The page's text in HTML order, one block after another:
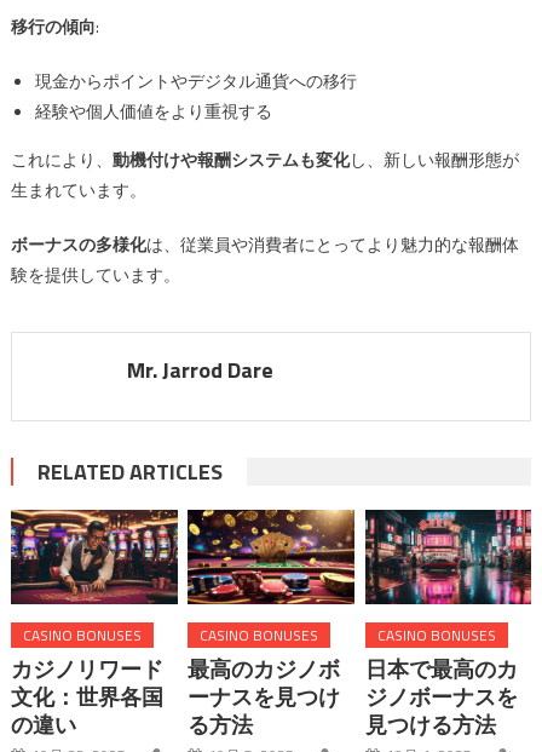
移行の傾向:
現金からポイントやデジタル通貨への移行
経験や個人価値をより重視する
これにより、 動機付けや報酬システムも変化し、新しい報酬形態が
生まれています。
ボーナスの多様化は、従業員や消費者にとってより魅力的な報酬体
験を提供しています。
Mr. Jarrod Dare
RELATED ARTICLES
CASINO BONUSES
カジノリワード
文化：世界各国
の違い
CASINO BONUSES
最高のカジノボ
ーナスを見つけ
る方法
CASINO BONUSES
日本で最高のカ
ジノボーナスを
見つける方法